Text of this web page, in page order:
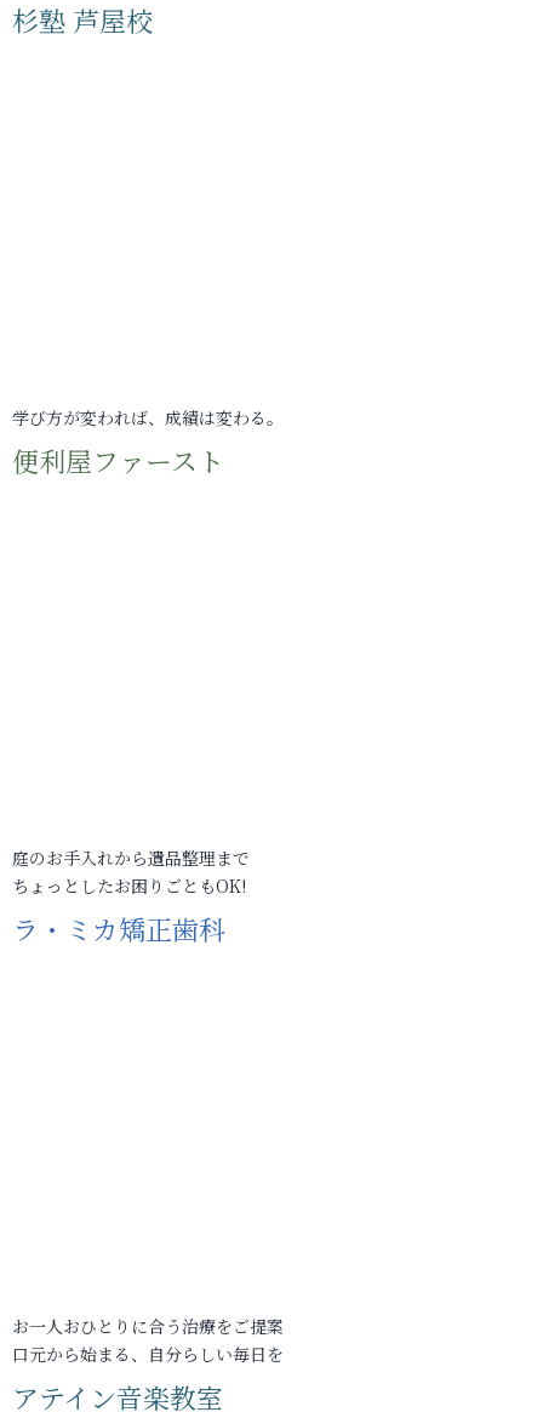
杉塾 芦屋校
学び方が変われば、成績は変わる。
便利屋ファースト
庭のお手入れから遺品整理まで
ちょっとしたお困りごともOK!
ラ・ミカ矯正歯科
お一人おひとりに合う治療をご提案
口元から始まる、自分らしい毎日を
アテイン音楽教室